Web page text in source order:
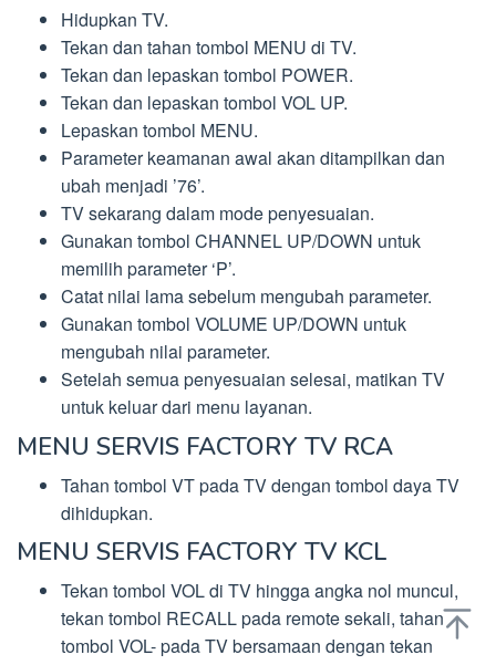
Hidupkan TV.
Tekan dan tahan tombol MENU di TV.
Tekan dan lepaskan tombol POWER.
Tekan dan lepaskan tombol VOL UP.
Lepaskan tombol MENU.
Parameter keamanan awal akan ditampilkan dan
ubah menjadi ’76’.
TV sekarang dalam mode penyesuaian.
Gunakan tombol CHANNEL UP/DOWN untuk
memilih parameter ‘P’.
Catat nilai lama sebelum mengubah parameter.
Gunakan tombol VOLUME UP/DOWN untuk
mengubah nilai parameter.
Setelah semua penyesuaian selesai, matikan TV
untuk keluar dari menu layanan.
MENU SERVIS FACTORY TV RCA
Tahan tombol VT pada TV dengan tombol daya TV
dihidupkan.
MENU SERVIS FACTORY TV KCL
Tekan tombol VOL di TV hingga angka nol muncul,
tekan tombol RECALL pada remote sekali, tahan
tombol VOL- pada TV bersamaan dengan tekan